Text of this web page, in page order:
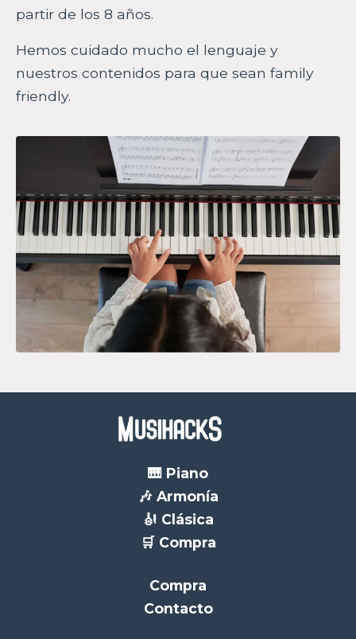
partir de los 8 años.
Hemos cuidado mucho el lenguaje y
nuestros contenidos para que sean family
friendly.
🎹 Piano
🎶 Armonía
🎻 Clásica
🛒 Compra
Compra
Contacto